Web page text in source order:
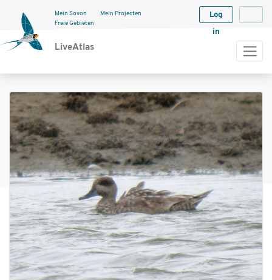
LiveAtlas
Mein Sovon
Mein Projecten
Freie Gebieten
Log
in